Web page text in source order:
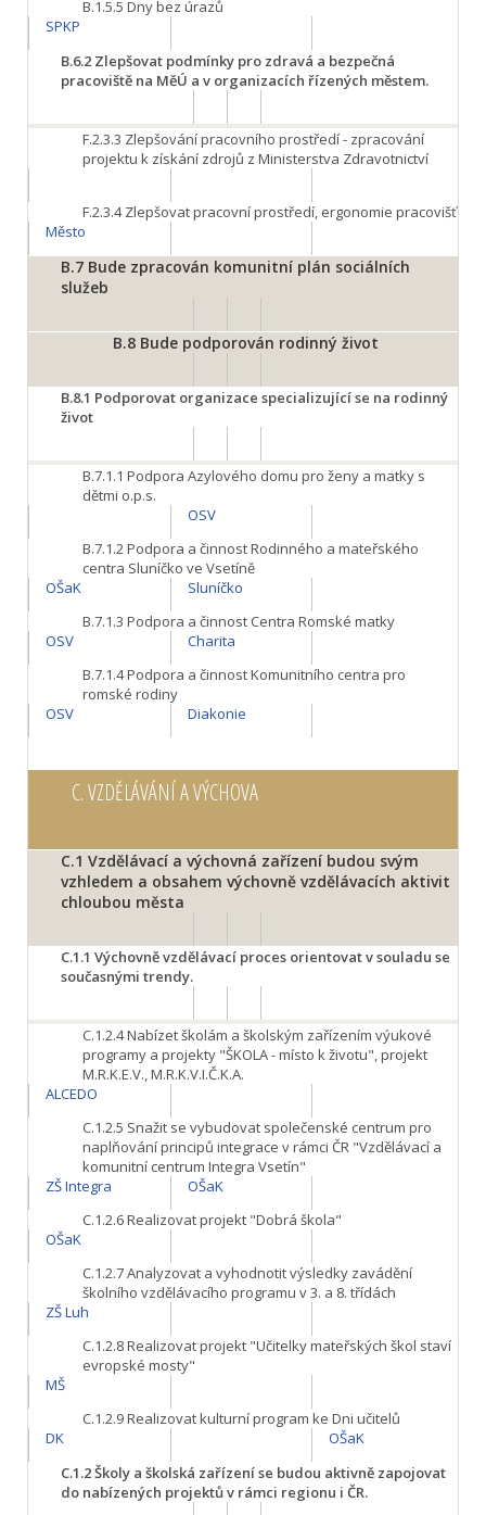
B.1.5.5 Dny bez úrazů
SPKP
B.6.2 Zlepšovat podmínky pro zdravá a bezpečná
pracoviště na MěÚ a v organizacích řízených městem.
F.2.3.3 Zlepšování pracovního prostředí - zpracování
projektu k získání zdrojů z Ministerstva Zdravotnictví
F.2.3.4Zlepšovat pracovní prostředí, ergonomie pracovišť
Město
B.7 Bude zpracován komunitní plán sociálních
služeb
B.8 Bude podporován rodinný život
B.8.1 Podporovat organizace specializující se na rodinný
život
B.7.1.1 Podpora Azylového domu pro ženy a matky s
dětmi o.p.s.
OSV
B.7.1.2Podpora a činnost Rodinného a mateřského
centra Sluníčko ve Vsetíně
OŠaK
Sluníčko
B.7.1.3 Podpora a činnost Centra Romské matky
OSV
Charita
B.7.1.4Podpora a činnost Komunitního centra pro
romské rodiny
OSV
Diakonie
C.VZDĚLÁVÁNÍ A VÝCHOVA
C.1 Vzdělávací a výchovná zařízení budou svým
vzhledem a obsahem výchovně vzdělávacích aktivit
chloubou města
C.1.1 Výchovně vzdělávací proces orientovat v souladu se
současnými trendy.
C.1.2.4Nabízet školám a školským zařízením výukové
programy a projekty "ŠKOLA - místo k životu", projekt
M.R.K.E.V., M.R.K.V.I.Č.K.A.
ALCEDO
C.1.2.5 Snažit se vybudovat společenské centrum pro
naplňování principů integrace v rámci ČR "Vzdělávací a
komunitní centrum Integra Vsetín"
ZŠ Integra
OŠaK
C.1.2.6Realizovat projekt "Dobrá škola"
OŠaK
C.1.2.7Analyzovat a vyhodnotit výsledky zavádění
školního vzdělávacího programu v 3. a 8. třídách
ZŠ Luh
C.1.2.8Realizovat projekt "Učitelky mateřských škol staví
evropské mosty"
MŠ
C.1.2.9Realizovat kulturní program ke Dni učitelů
DK
OŠaK
C.1.2Školy a školská zařízení se budou aktivně zapojovat
do nabízených projektů v rámci regionu i ČR.